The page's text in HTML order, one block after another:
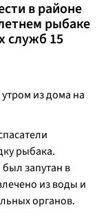
в районе
рыбаке
служб 15
из дома на
рыбака.
запутан в
из воды и
органов.